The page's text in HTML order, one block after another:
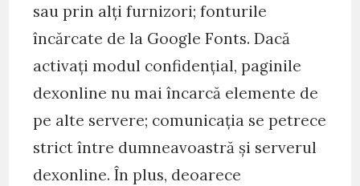
sau prin alți furnizori; fonturile
încărcate de la Google Fonts. Dacă
activați modul confidențial, paginile
dexonline nu mai încarcă elemente de
pe alte servere; comunicația se petrece
strict între dumneavoastră și serverul
dexonline. În plus, deoarece